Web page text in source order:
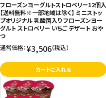
フローズンヨーグルトストロベリー12個入
【送料無料※一部地域は除く】 ミニストッ
プオリジナル 乳酸菌入り フローズンヨー
グルト ストロベリー いちご デザート おや
つ
通常価格：¥3,506（税込）
カートに入れる